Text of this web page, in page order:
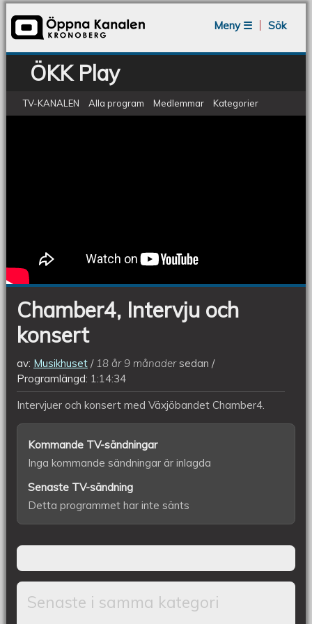
Meny ☰
Sök
ÖKK Play
TV-KANALEN Alla program Medlemmar Kategorier
Chamber4, Intervju och
konsert
av: Musikhuset 18 år 9 månadersedan
Programlängd: 1:14:34
Intervjuer och konsert med Växjöbandet Chamber4.
Kommande TV-sändningar
Inga kommande sändningar är inlagda
Senaste TV-sändning
Detta programmet har inte sänts
Senaste i samma kategori